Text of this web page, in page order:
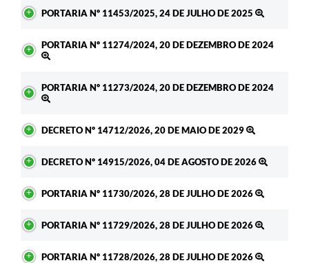
PORTARIA Nº 11453/2025, 24 DE JULHO DE 2025
PORTARIA Nº 11274/2024, 20 DE DEZEMBRO DE 2024
PORTARIA Nº 11273/2024, 20 DE DEZEMBRO DE 2024
DECRETO Nº 14712/2026, 20 DE MAIO DE 2029
DECRETO Nº 14915/2026, 04 DE AGOSTO DE 2026
PORTARIA Nº 11730/2026, 28 DE JULHO DE 2026
PORTARIA Nº 11729/2026, 28 DE JULHO DE 2026
PORTARIA Nº 11728/2026, 28 DE JULHO DE 2026